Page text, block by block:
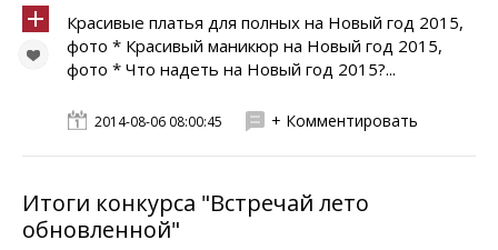
Красивые платья для полных на Новый год 2015,
фото * Красивый маникюр на Новый год 2015,
фото * Что надеть на Новый год 2015?...
2014-08-06 08:00:45 + Комментировать
Итоги конкурса "Встречай лето
обновленной"